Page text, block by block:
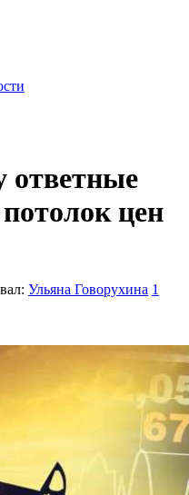
ответные
цен
Ульяна Говорухина 1